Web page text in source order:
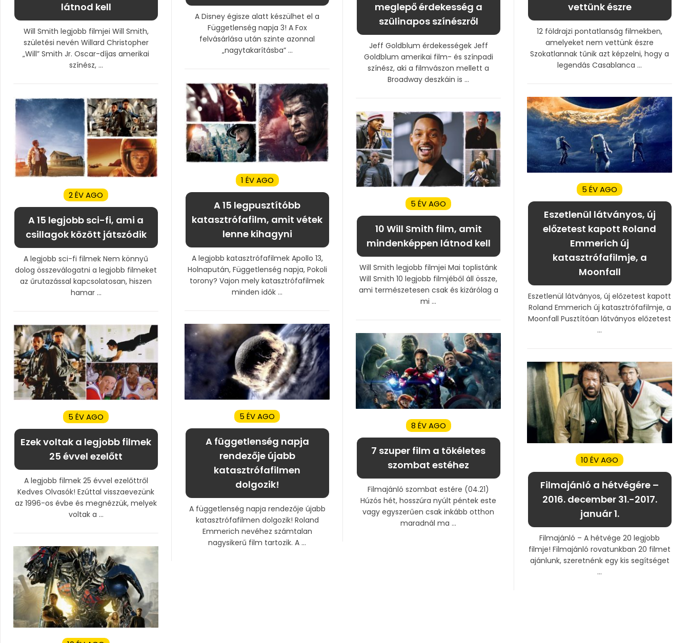
A Disney égisze alatt készülhet el a
Függetlenség napja 3! A Fox
felvásárlása után szinte azonnal
„nagytakarításba” ...
meglepő érdekesség a
szülinapos színészről
Jeff Goldblum érdekességek Jeff
Goldblum amerikai film- és színpadi
színész, aki a filmvászon mellett a
Broadway deszkáin is ...
látnod kell
Will Smith legjobb filmjei Will Smith,
születési nevén Willard Christopher
„Will” Smith Jr. Oscar-díjas amerikai
színész, ...
vettünk észre
12 földrajzi pontatlanság filmekben,
amelyeket nem vettünk észre
Szokatlannak tűnik azt képzelni, hogy a
legendás Casablanca ...
1 ÉV AGO
A 15 legpusztítóbb
katasztrófafilm, amit vétek
lenne kihagyni
A legjobb katasztrófafilmek Apollo 13,
Holnapután, Függetlenség napja, Pokoli
torony? Vajon mely katasztrófafilmek
minden idők ...
2 ÉV AGO
A 15 legjobb sci-fi, ami a
csillagok között játszódik
A legjobb sci-fi filmek Nem könnyű
dolog összeválogatni a legjobb filmeket
az űrutazással kapcsolatosan, hiszen
hamar ...
5 ÉV AGO
Eszetlenül látványos, új
előzetest kapott Roland
Emmerich új
katasztrófafilmje, a
Moonfall
Eszetlenül látványos, új előzetest kapott
Roland Emmerich új katasztrófafilmje, a
Moonfall Pusztítóan látványos előzetest
...
5 ÉV AGO
10 Will Smith film, amit
mindenképpen látnod kell
Will Smith legjobb filmjei Mai toplistánk
Will Smith 10 legjobb filmjéből áll össze,
ami természetesen csak és kizárólag a
mi ...
5 ÉV AGO
A függetlenség napja
rendezője újabb
katasztrófafilmen
dolgozik!
A függetlenség napja rendezője újabb
katasztrófafilmen dolgozik! Roland
Emmerich nevéhez számtalan
nagysikerű film tartozik. A ...
5 ÉV AGO
Ezek voltak a legjobb filmek
25 évvel ezelőtt
A legjobb filmek 25 évvel ezelőttről
Kedves Olvasók! Ezúttal visszaevezünk
az 1996-os évbe és megnézzük, melyek
voltak a ...
8 ÉV AGO
7 szuper film a tökéletes
szombat estéhez
Filmajánló szombat estére (04.21)
Húzós hét, hosszúra nyúlt péntek este
vagy egyszerűen csak inkább otthon
maradnál ma ...
10 ÉV AGO
Filmajánló a hétvégére –
2016. december 31.-2017.
január 1.
Filmajánló – A hétvége 20 legjobb
filmje! Filmajánló rovatunkban 20 filmet
ajánlunk, szeretnénk egy kis segítséget
...